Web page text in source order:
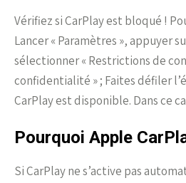
Vérifiez si CarPlay est bloqué !
Lancer « Paramètres », appuyer
sélectionner « Restrictions de
confidentialité » ; Faites défiler
CarPlay est disponible. Dans ce
Pourquoi Apple
Si CarPlay ne s’active pas